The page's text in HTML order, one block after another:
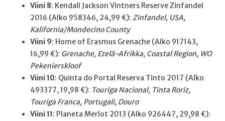
Viini 8: Kendall Jackson Vintners Reserve Zinfandel
2016 (Alko 958346, 24,99 €): Zinfandel, USA,
Kalifornia/Mondecino County
Viini 9: Home of Erasmus Grenache (Alko 917143,
16,99 €): Grenache, Etelä-Afrikka, Coastal Region, WO
Pekenierskloof
Viini 10: Quinta do Portal Reserva Tinto 2017 (Alko
493377, 19,98 €): Touriga Nacional, Tinta Roriz,
Touriga Franca, Portugali, Douro
Viini 11: Planeta Merlot 2013 (Alko 926447, 29,98 €):